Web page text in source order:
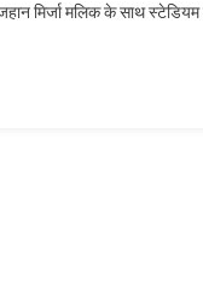
मिर्जा मलिक के साथ